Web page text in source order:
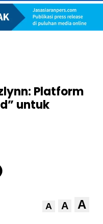
Platform
untuk
A A A